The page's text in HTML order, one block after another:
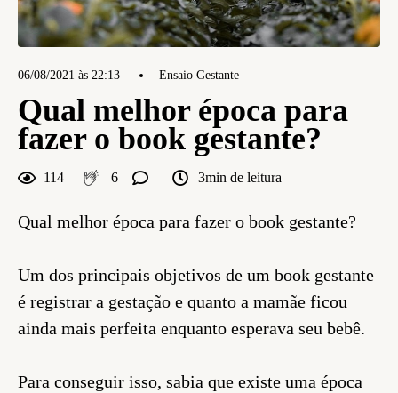
06/08/2021 às 22:13 Ensaio Gestante
Qual melhor época para
fazer o book gestante?
114 6 3min de leitura
Qual melhor época para fazer o book gestante?
Um dos principais objetivos de um book gestante
é registrar a gestação e quanto a mamãe ficou
ainda mais perfeita enquanto esperava seu bebê.
Para conseguir isso, sabia que existe uma época